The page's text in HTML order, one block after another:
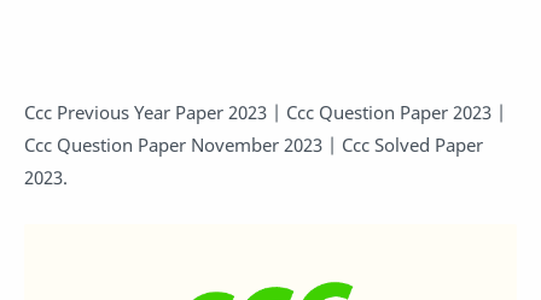
Ccc Previous Year Paper 2023 | Ccc Question Paper 2023 |
Ccc Question Paper November 2023 | Ccc Solved Paper
2023.